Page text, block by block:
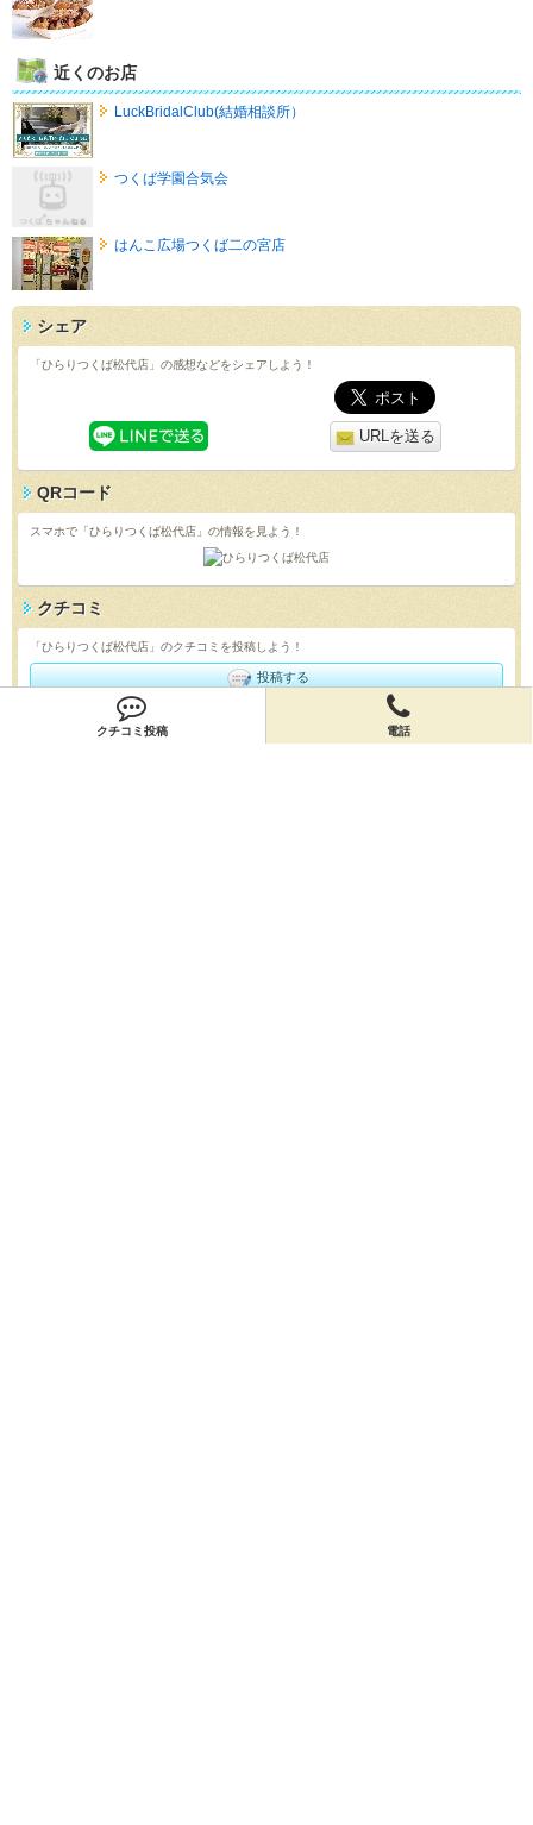
クチコミ投稿 電話
近くのお店
LuckBridalClub(結婚相談所）
つくば学園合気会
はんこ広場つくば二の宮店
シェア
「ひらりつくば松代店」の感想などをシェアしよう！
URLを送る
QRコード
スマホで「ひらりつくば松代店」の情報を見よう！
クチコミ
「ひらりつくば松代店」のクチコミを投稿しよう！
投稿する
店舗情報